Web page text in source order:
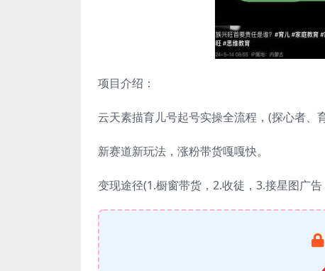
项目介绍：
云天素描育儿号起号实操全流程，(探心者、
新赛道新玩法，涨粉带货嘎嘎快。
变现途径(1.橱窗带货，2.收徒，3.接星图广